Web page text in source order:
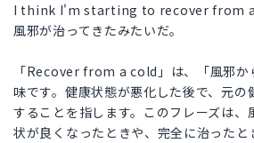
I think I'm starting to recover from
風邪が治ってきたみたいだ。
「Recover from a cold」は、「風邪か
味です。健康状態が悪化した後で、元の
することを指します。このフレーズは、
状が良くなったときや、完全に治ったと